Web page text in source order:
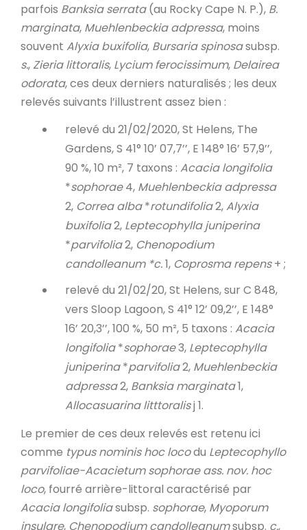
parfois Banksia serrata(au Rocky Cape N. P.), B.
marginata, Muehlenbeckia adpressa, moins
souvent Alyxia buxifolia, Bursaria spinosasubsp.
s., Zieria littoralis, Lycium ferocissimum, Delairea
odorata, ces deux derniers naturalisés ; les deux
relevés suivants l’illustrent assez bien :
relevé du 21/02/2020, St Helens, The
Gardens, S 41° 10’ 07,7’’, E 148° 16’ 57,9’’,
90 %, 10 m², 7 taxons : Acacia longifolia
*sophorae4, Muehlenbeckia adpressa
2, Correa alba*rotundifolia2,Alyxia
buxifolia2, Leptecophylla juniperina
*parvifolia2, Chenopodium
candolleanum *c.1, Coprosma repens+ ;
relevé du 21/02/20, St Helens, sur C 848,
vers Sloop Lagoon, S 41° 12’ 09,2’’, E 148°
16’ 20,3’’, 100 %, 50 m², 5 taxons : Acacia
longifolia*sophorae3, Leptecophylla
juniperina*parvifolia2, Muehlenbeckia
adpressa2, Banksia marginata1,
Allocasuarina litttoralisj 1.
Le premier de ces deux relevés est retenu ici
comme typus nominis hoc locodu Leptecophyllo
parvifoliae-Acacietum sophorae ass. nov. hoc
loco, fourré arrière-littoral caractérisé par
Acacia longifoliasubsp. sophorae, Myoporum
insulare, Chenopodium candolleanumsubsp. c.,